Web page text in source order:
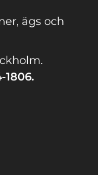
ägs och
1806.